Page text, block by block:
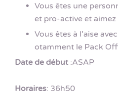
Vous êtes une
et pro-active et
Vous êtes à l’aise
otamment le Pack
Date de début:ASAP
Horaires: 36h50